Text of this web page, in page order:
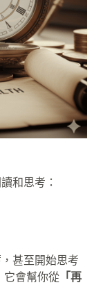
和思考：
甚至開始思考
它會幫你從 「再